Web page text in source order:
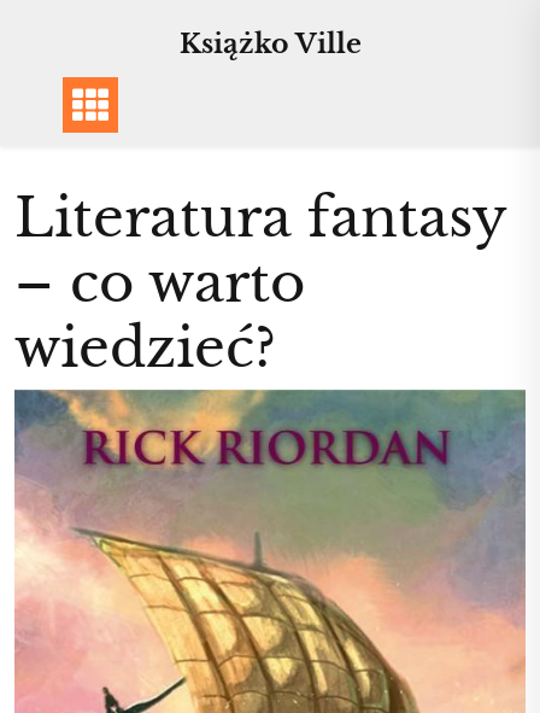
content
Książko Ville
Literatura fantasy
– co warto
wiedzieć?